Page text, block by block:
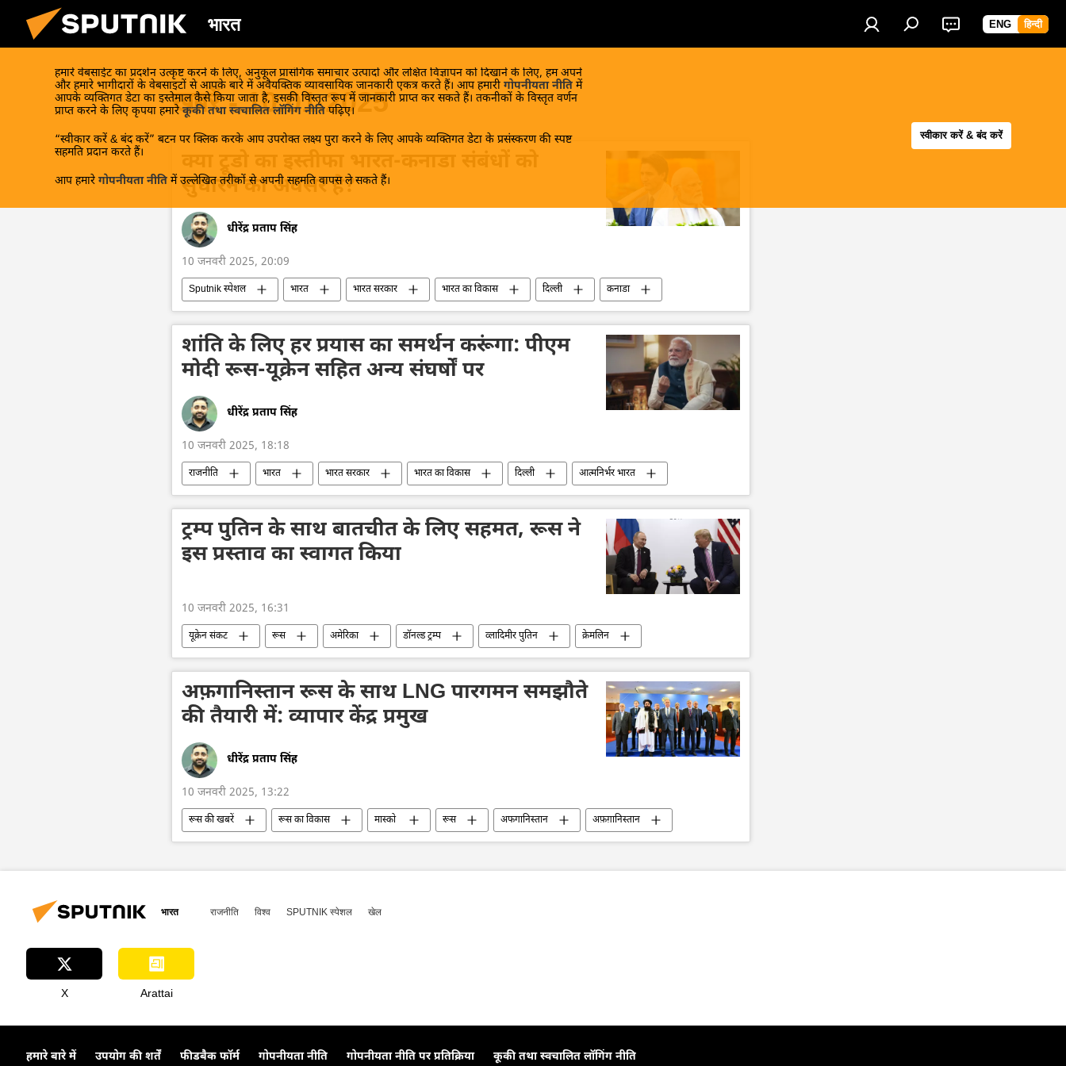
भारत ENG हिन्दी
हमारे वेबसाईट का प्रदर्शन उत्कृष्ट करने के लिए, अनुकूल प्रासंगिक समाचार उत्पादों और लक्षित विज्ञापन को दिखाने के लिए, हम अपने
और हमारे भागीदारों के वेबसाइटों से आपके बारे में अवैयक्तिक व्यावसायिक जानकारी एकत्र करते हैं। आप हमारी गोपनीयता नीति में
आपके व्यक्तिगत डेटा का इस्तेमाल कैसे किया जाता है, इसकी विस्तृत रूप में जानकारी प्राप्त कर सकते हैं। तकनीकों के विस्तृत वर्णन
प्राप्त करने के लिए कृपया हमारे कूकी तथा स्वचालित लॉगिंग नीति पढ़िए।
“स्वीकार करें & बंद करें” बटन पर क्लिक करके आप उपरोक्त लक्ष्य पुरा करने के लिए आपके व्यक्तिगत डेटा के प्रसंस्करण की स्पष्ट
सहमति प्रदान करते हैं।
आप हमारे गोपनीयता नीति में उल्लेखित तरीकों से अपनी सहमति वापस ले सकते हैं।
स्वीकार करें & बंद करें
खबरें - 10.01.2025
सुधारने का अवसर है?
धीरेंद्र प्रताप सिंह
10 जनवरी 2025, 20:09
Sputnik स्पेशल भारत भारत सरकार भारत का विकास दिल्ली
कनाडा
कनाडा के प्रधानमंत्री
भारत-कनाडा विवाद जस्टिन ट्रूडो नरेन्द्र मोदी
द्विपक्षीय रिश्ते
द्विपक्षीय व्यापार
खालिस्तान सिख चुनाव विशेषज्ञ
शांति के लिए हर प्रयास का समर्थन करूंगा: पीएम
मोदी रूस-यूक्रेन सहित अन्य संघर्षों पर
धीरेंद्र प्रताप सिंह
10 जनवरी 2025, 18:18
राजनीति भारत भारत सरकार भारत का विकास दिल्ली
आत्मनिर्भर भारत
नरेन्द्र मोदी
शी जिनपिंग चीन भारत-चीन रिश्ते गुजरात
अमेरिका
विश्व शांति
रूस यूक्रेन इजराइल फिलिस्तीन ईरान
ट्रम्प पुतिन के साथ बातचीत के लिए सहमत, रूस ने
इस प्रस्ताव का स्वागत किया
10 जनवरी 2025, 16:31
यूक्रेन संकट रूस अमेरिका डॉनल्ड ट्रम्प व्लादिमीर पुतिन
क्रेमलिन
मास्को
क्रेमलिन के प्रवक्ता दिमित्री पेसकोव यूक्रेन
अफ़गानिस्तान रूस के साथ LNG पारगमन समझौते
की तैयारी में: व्यापार केंद्र प्रमुख
धीरेंद्र प्रताप सिंह
10 जनवरी 2025, 13:22
रूस की खबरें रूस का विकास मास्को रूस अफगानिस्तान
अफ़ग़ानिस्तान
गैस
रूसी गैस द्विपक्षीय रिश्ते द्विपक्षीय व्यापार
भारत राजनीति विश्व SPUTNIK स्पेशल खेल
X Arattai
हमारे बारे में उपयोग की शर्तें फीडबैक फॉर्म गोपनीयता नीति गोपनीयता नीति पर प्रतिक्रिया कूकी तथा स्वचालित लॉगिंग नीति